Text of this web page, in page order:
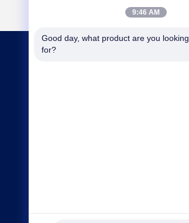
9:46 AM
Good day, what product are you looking
for?